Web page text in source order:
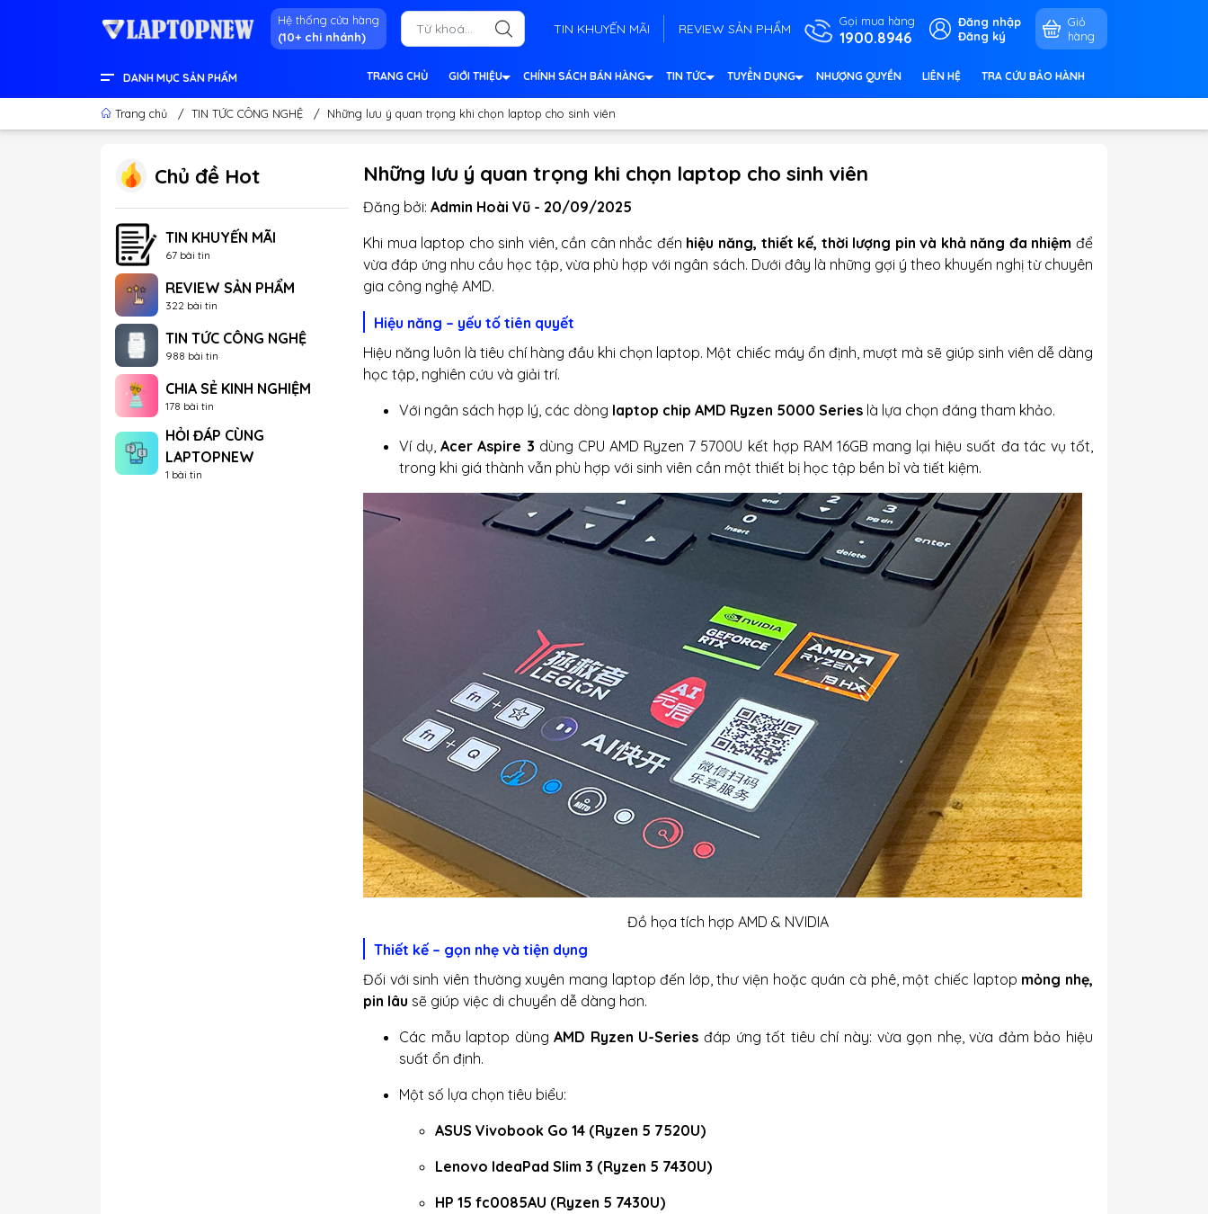
Hệ thống cửa hàng
(10+ chi nhánh)
TIN KHUYẾN MÃI REVIEW SẢN PHẨM Gọi mua hàng
1900.8946
Đăng nhập
Đăng ký
Giỏ
hàng
DANH MỤC SẢN PHẨM TRANG CHỦ GIỚI THIỆU CHÍNH SÁCH BÁN HÀNG TIN TỨC TUYỂN DỤNG NHƯỢNG QUYỀN LIÊN HỆ TRA CỨU BẢO HÀNH
Trang chủ / TIN TỨC CÔNG NGHỆ / Những lưu ý quan trọng khi chọn laptop cho sinh viên
Những lưu ý quan trọng khi chọn laptop cho sinh viên
Đăng bởi: Admin Hoài Vũ - 20/09/2025
Khi mua laptop cho sinh viên, cần cân nhắc đến hiệu năng, thiết kế, thời lượng pin và khả năng đa nhiệm để
vừa đáp ứng nhu cầu học tập, vừa phù hợp với ngân sách. Dưới đây là những gợi ý theo khuyến nghị từ chuyên
gia công nghệ AMD.
Hiệu năng – yếu tố tiên quyết
Hiệu năng luôn là tiêu chí hàng đầu khi chọn laptop. Một chiếc máy ổn định, mượt mà sẽ giúp sinh viên dễ dàng
học tập, nghiên cứu và giải trí.
Với ngân sách hợp lý, các dòng laptop chip AMD Ryzen 5000 Series là lựa chọn đáng tham khảo.
Ví dụ,Acer Aspire 3 dùng CPU AMD Ryzen 7 5700U kết hợp RAM 16GB mang lại hiệu suất đa tác vụ tốt,
trong khi giá thành vẫn phù hợp với sinh viên cần một thiết bị học tập bền bỉ và tiết kiệm.
Đồ họa tích hợp AMD & NVIDIA
Thiết kế – gọn nhẹ và tiện dụng
Đối với sinh viên thường xuyên mang laptop đến lớp, thư viện hoặc quán cà phê, một chiếc laptop mỏng nhẹ,
pin lâu sẽ giúp việc di chuyển dễ dàng hơn.
Các mẫu laptop dùngAMD Ryzen U-Series đáp ứng tốt tiêu chí này: vừa gọn nhẹ, vừa đảm bảo hiệu
suất ổn định.
Một số lựa chọn tiêu biểu:
ASUS Vivobook Go 14 (Ryzen 5 7520U)
Lenovo IdeaPad Slim 3 (Ryzen 5 7430U)
HP 15 fc0085AU (Ryzen 5 7430U)
Chủ đề Hot
TIN KHUYẾN MÃI
67 bài tin
REVIEW SẢN PHẨM
322 bài tin
TIN TỨC CÔNG NGHỆ
988 bài tin
CHIA SẺ KINH NGHIỆM
178 bài tin
HỎI ĐÁP CÙNG
LAPTOPNEW
1 bài tin